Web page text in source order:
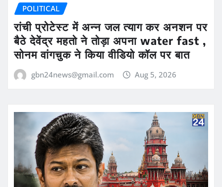
POLITICAL
रांची प्रोटेस्ट में अन्न जल त्याग कर अनशन पर
बैठे देवेंद्र महतो ने तोड़ा अपना water fast ,
सोनम वांगचुक ने किया वीडियो कॉल पर बात
gbn24news@gmail.com Aug 5, 2026